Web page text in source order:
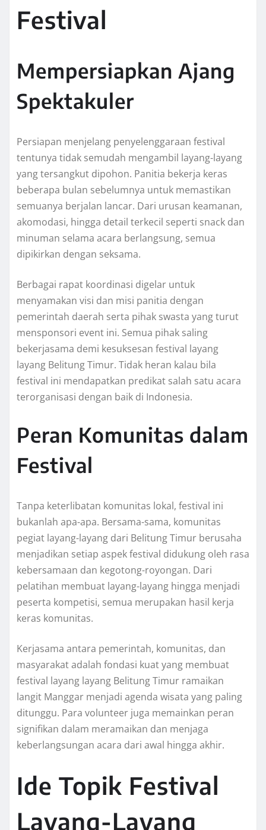
Festival
Mempersiapkan Ajang
Spektakuler
Persiapan menjelang penyelenggaraan festival
tentunya tidak semudah mengambil layang-layang
yang tersangkut dipohon. Panitia bekerja keras
beberapa bulan sebelumnya untuk memastikan
semuanya berjalan lancar. Dari urusan keamanan,
akomodasi, hingga detail terkecil seperti snack dan
minuman selama acara berlangsung, semua
dipikirkan dengan seksama.
Berbagai rapat koordinasi digelar untuk
menyamakan visi dan misi panitia dengan
pemerintah daerah serta pihak swasta yang turut
mensponsori event ini. Semua pihak saling
bekerjasama demi kesuksesan festival layang
layang Belitung Timur. Tidak heran kalau bila
festival ini mendapatkan predikat salah satu acara
terorganisasi dengan baik di Indonesia.
Peran Komunitas dalam
Festival
Tanpa keterlibatan komunitas lokal, festival ini
bukanlah apa-apa. Bersama-sama, komunitas
pegiat layang-layang dari Belitung Timur berusaha
menjadikan setiap aspek festival didukung oleh rasa
kebersamaan dan kegotong-royongan. Dari
pelatihan membuat layang-layang hingga menjadi
peserta kompetisi, semua merupakan hasil kerja
keras komunitas.
Kerjasama antara pemerintah, komunitas, dan
masyarakat adalah fondasi kuat yang membuat
festival layang layang Belitung Timur ramaikan
langit Manggar menjadi agenda wisata yang paling
ditunggu. Para volunteer juga memainkan peran
signifikan dalam meramaikan dan menjaga
keberlangsungan acara dari awal hingga akhir.
Ide Topik Festival
Layang-Layang